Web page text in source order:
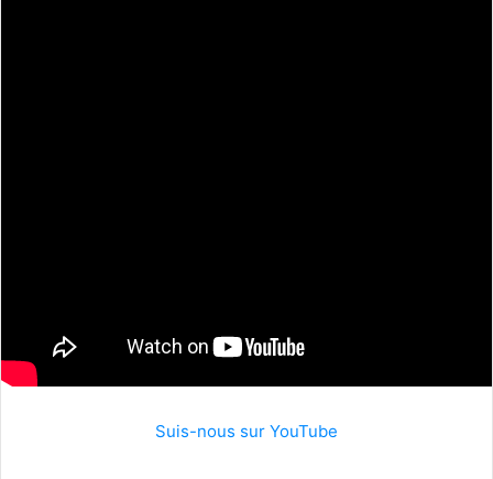
Suis-nous sur YouTube